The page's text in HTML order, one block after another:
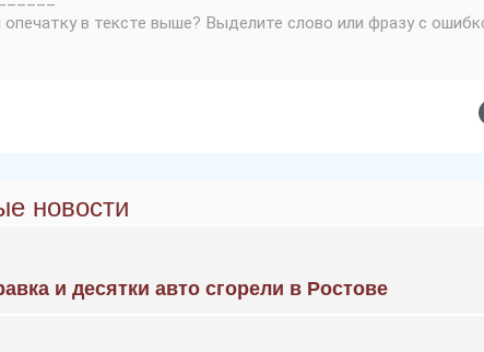
в тексте выше? Выделите слово или фразу с
новости
и десятки авто сгорели в Ростове